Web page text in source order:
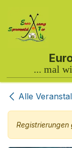
Alle
Registrierungen